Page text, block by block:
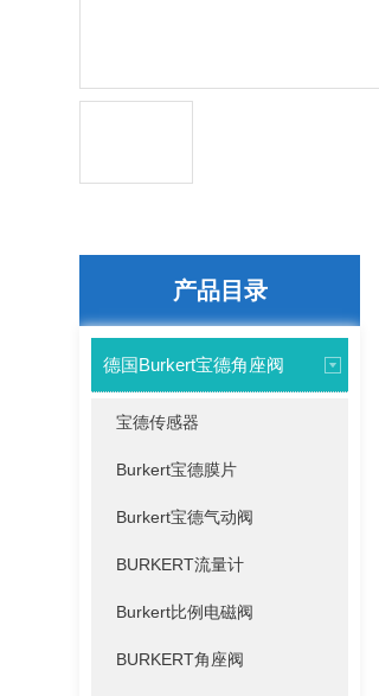
产品目录
德国Burkert宝德角座阀
宝德传感器
Burkert宝德膜片
Burkert宝德气动阀
BURKERT流量计
Burkert比例电磁阀
BURKERT角座阀